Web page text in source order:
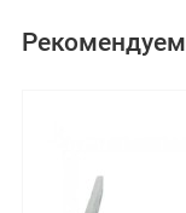
Рекомендуем